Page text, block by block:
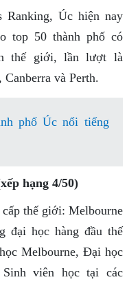
Ranking, Úc hiện nay
top 50 thành phố có
thế giới, lần lượt là
và Perth.
phố Úc nổi tiếng
hạng 4/50)
thế giới: Melbourne
đại học hàng đầu thế
Melbourne, Đại học
viên học tại các